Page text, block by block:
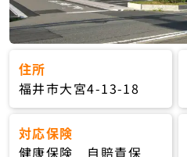
住所
福井市大宮4-13-18
対応保険
健康保険 自賠責保